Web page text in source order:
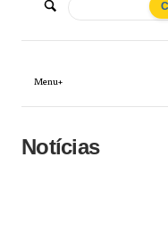
Norte
a
Sul
Menu+
Notícias